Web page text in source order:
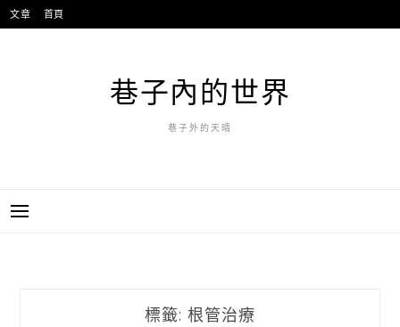
跳
至
文章 首頁
巷子內的世界
巷子外的天晴
標籤: 根管治療